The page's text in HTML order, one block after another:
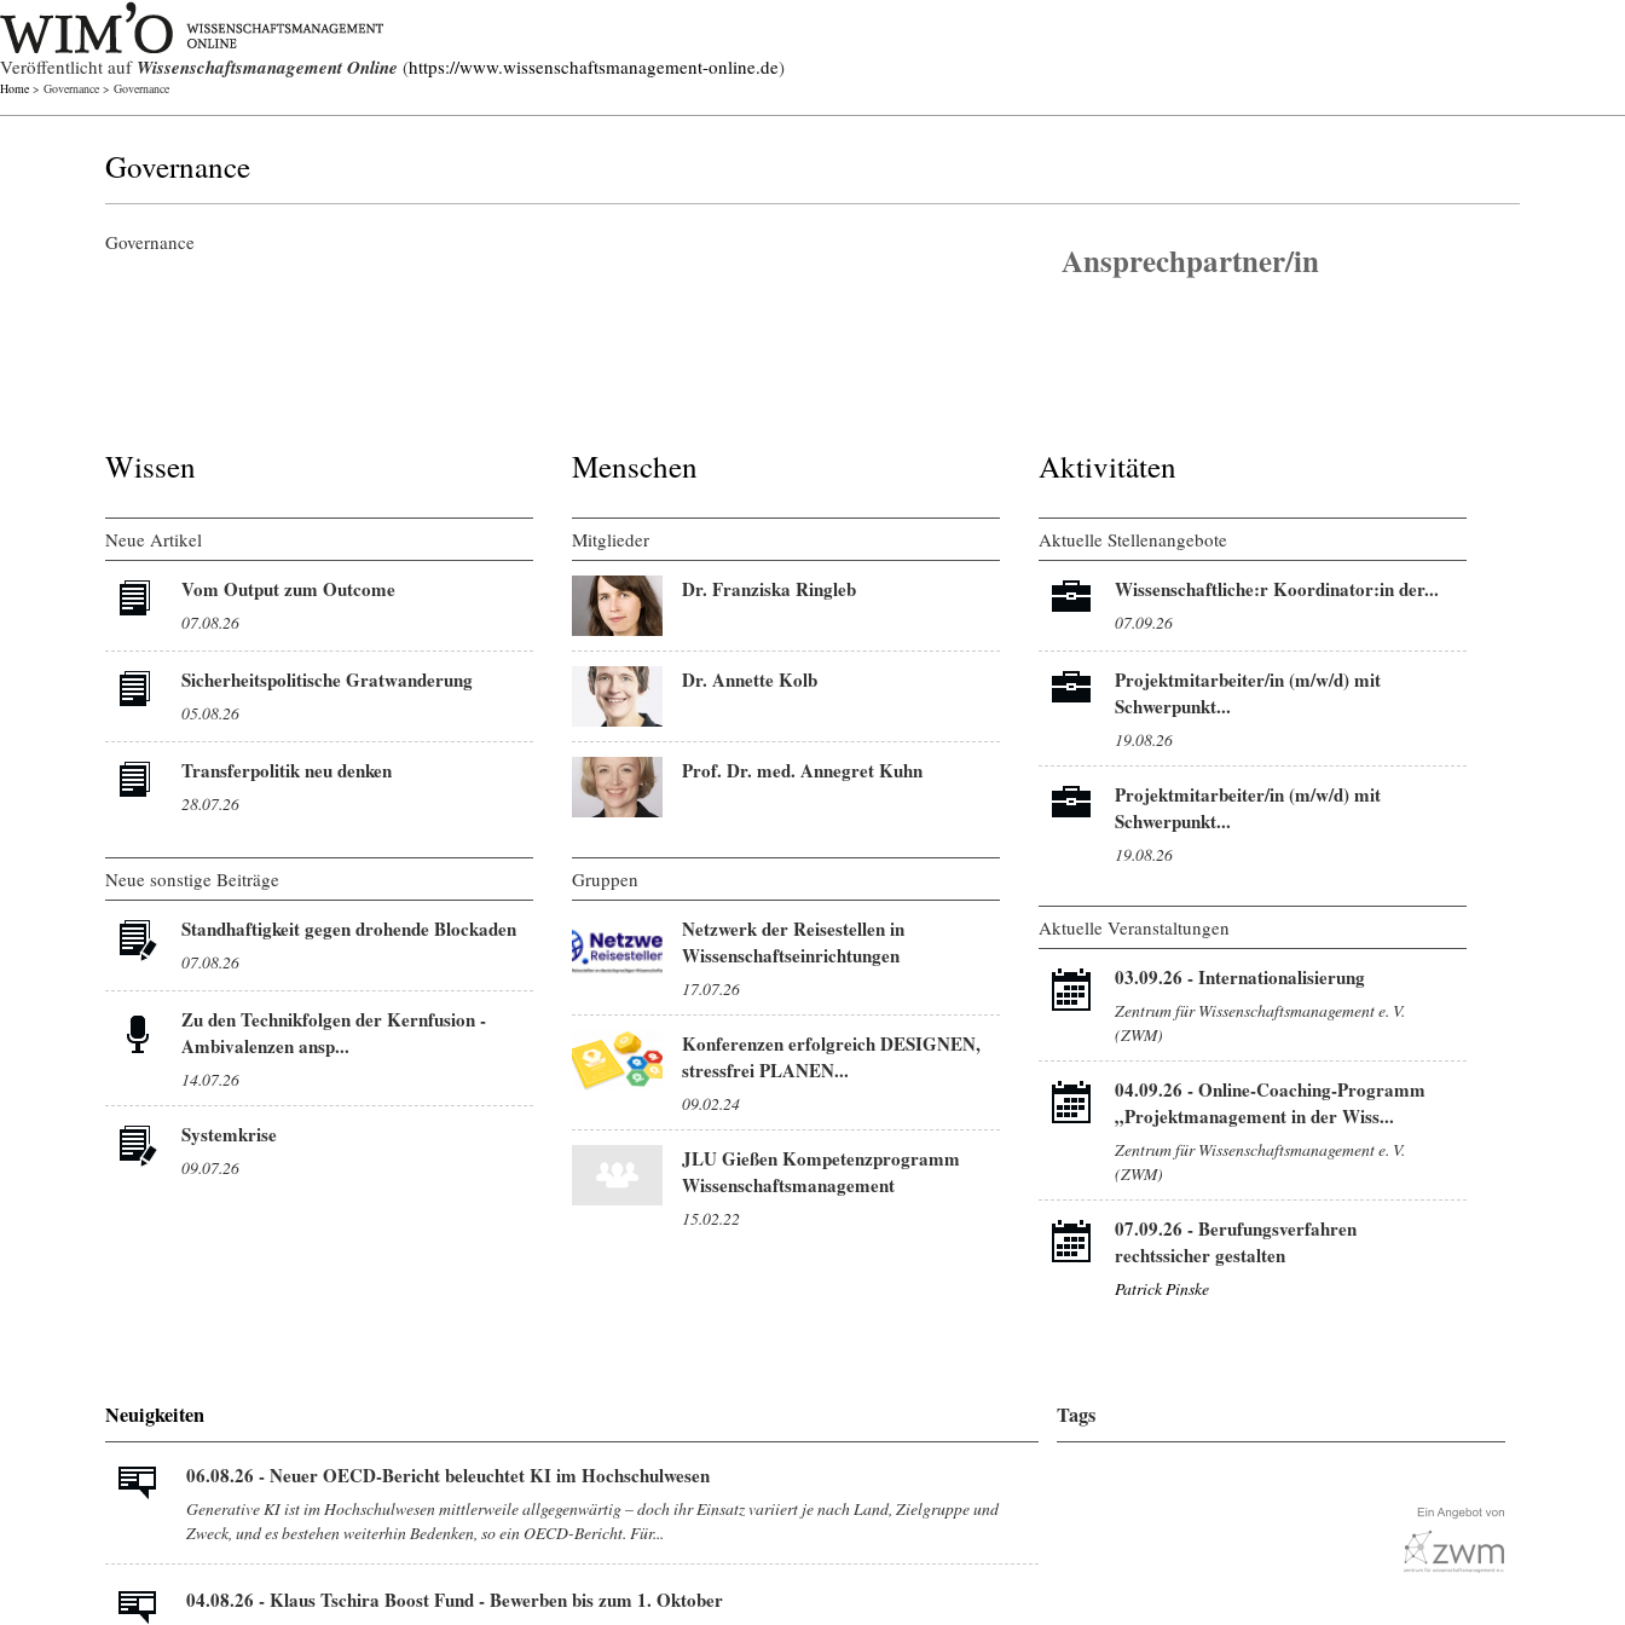
Veröffentlicht auf Wissenschaftsmanagement Online (https://www.wissenschaftsmanagement-online.de)
Home > Governance > Governance
Governance
Governance Ansprechpartner/in
Wissen
Neue Artikel
Vom Output zum Outcome
07.08.26
Sicherheitspolitische Gratwanderung
05.08.26
Transferpolitik neu denken
28.07.26
Neue sonstige Beiträge
Standhaftigkeit gegen drohende Blockaden
07.08.26
Zu den Technikfolgen der Kernfusion -
Ambivalenzen ansp...
14.07.26
Systemkrise
09.07.26
Menschen
Mitglieder
Dr. Franziska Ringleb
Dr. Annette Kolb
Prof. Dr. med. Annegret Kuhn
Gruppen
Netzwerk der Reisestellen in
Wissenschaftseinrichtungen
17.07.26
Konferenzen erfolgreich DESIGNEN,
stressfrei PLANEN...
09.02.24
JLU Gießen Kompetenzprogramm
Wissenschaftsmanagement
15.02.22
Aktivitäten
Aktuelle Stellenangebote
Wissenschaftliche:r Koordinator:in der...
07.09.26
Projektmitarbeiter/in (m/w/d) mit
Schwerpunkt...
19.08.26
Projektmitarbeiter/in (m/w/d) mit
Schwerpunkt...
19.08.26
Aktuelle Veranstaltungen
03.09.26 -Internationalisierung
Zentrum für Wissenschaftsmanagement e. V.
(ZWM)
04.09.26 -Online-Coaching-Programm
„Projektmanagement in der Wiss...
Zentrum für Wissenschaftsmanagement e. V.
(ZWM)
07.09.26 -Berufungsverfahren
rechtssicher gestalten
Patrick Pinske
Neuigkeiten
06.08.26 - Neuer OECD-Bericht beleuchtet KI im Hochschulwesen
Generative KI ist im Hochschulwesen mittlerweile allgegenwärtig – doch ihr Einsatz variiert je nach Land, Zielgruppe und
Zweck, und es bestehen weiterhin Bedenken, so ein OECD-Bericht. Für...
04.08.26 - Klaus Tschira Boost Fund - Bewerben bis zum 1. Oktober
Tags